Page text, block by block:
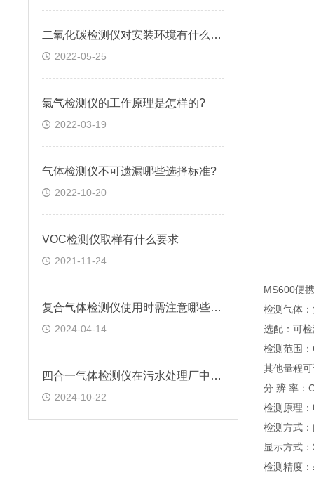
二氧化碳检测仪对安装环境有什么要求
2022-05-25
氯气检测仪的工作原理是怎样的?
2022-03-19
气体检测仪不可遗漏哪些选择标准?
2022-10-20
VOC检测仪取样有什么要求
2021-11-24
复合气体检测仪使用时需注意哪些要点？
2024-04-14
四合一气体检测仪在污水处理厂中的应用情况
2024-10-22
MS600便
检测气体
选配：可
检测范围
其他量程
分 辨 率：
检测原理
检测方式
显示方式
检测精度